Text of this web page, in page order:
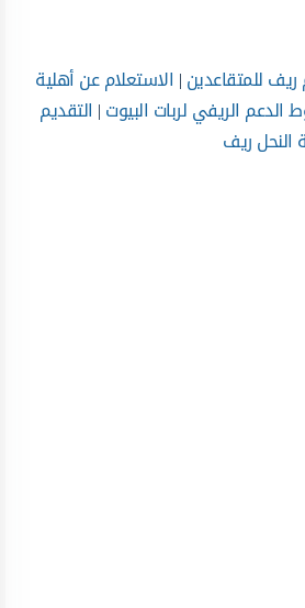
للمتقاعدين| الاستعلام عن أهلية
الريفي لربات البيوت| التقديم
النحل ريف